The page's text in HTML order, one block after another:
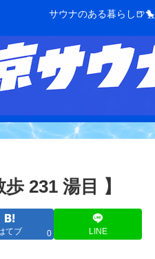
サウナのある暮らし🍺🐤
231 湯目 】
てブ 0 LINE